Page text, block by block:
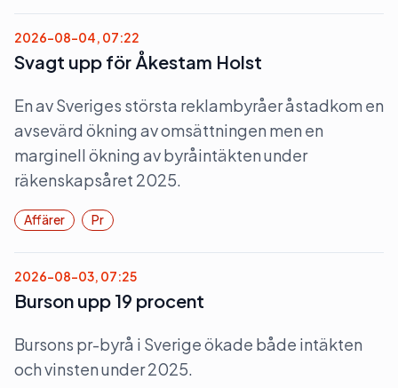
2026-08-04, 07:22
Svagt upp för Åkestam Holst
En av Sveriges största reklambyråer åstadkom en
avsevärd ökning av omsättningen men en
marginell ökning av byråintäkten under
räkenskapsåret 2025.
Affärer Pr
2026-08-03, 07:25
Burson upp 19 procent
Bursons pr-byrå i Sverige ökade både intäkten
och vinsten under 2025.